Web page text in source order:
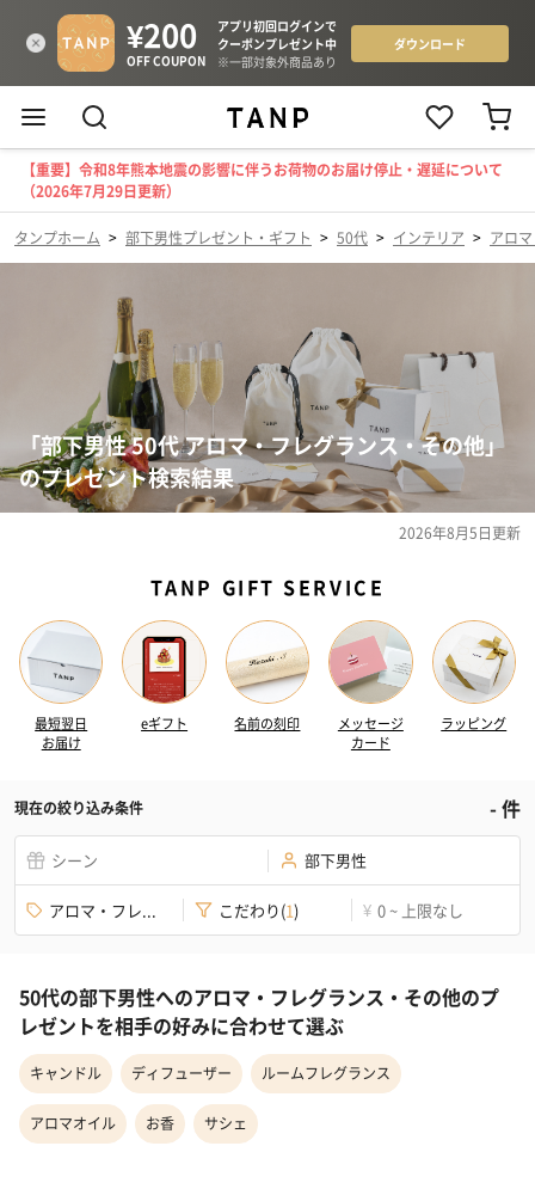
【重要】令和8年熊本地震の影響に伴うお荷物のお届け停止・遅延について
（2026年7月29日更新）
タンプホーム > 部下男性プレゼント・ギフト > 50代 > インテリア > アロ
「部下男性 50代 アロマ・フレグランス・その他」
のプレゼント検索結果
2026年8月5日更新
TANP GIFT SERVICE
最短翌日
お届け
eギフト 名前の刻印
メッセージ
カード
ラッピング
現在の絞り込み条件 -件
シーン 部下男性
アロマ・フレ... こだわり(1) ¥ 0 ~ 上限なし
50代の部下男性へのアロマ・フレグランス・その他のプ
レゼントを相手の好みに合わせて選ぶ
キャンドル ディフューザー ルームフレグランス
アロマオイル お香 サシェ